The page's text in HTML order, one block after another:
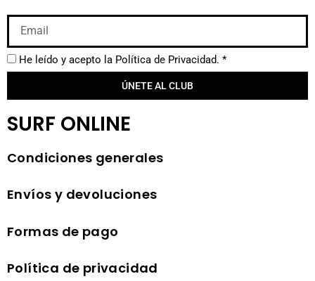
He leído y acepto la Política de Privacidad. *
ÚNETE AL CLUB
SURF ONLINE
Condiciones generales
Envíos y devoluciones
Formas de pago
Política de privacidad